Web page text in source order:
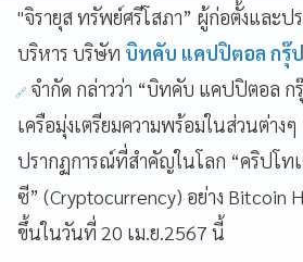
"จิรายุส ทรัพย์ศรีโสภา” ผู้ก่อตั้งและป
บริหาร บริษัท บิทคับ แคปปิตอล กรุ๊ป
จำกัด กล่าวว่า “บิทคับ แคปปิตอล
เครือมุ่งเตรียมความพร้อมในส่วนต่าง
ปรากฏการณ์ที่สำคัญในโลก “คริปโทเ
ซี” (Cryptocurrency) อย่าง Bitcoin
ขึ้นในวันที่ 20 เม.ย.2567 นี้